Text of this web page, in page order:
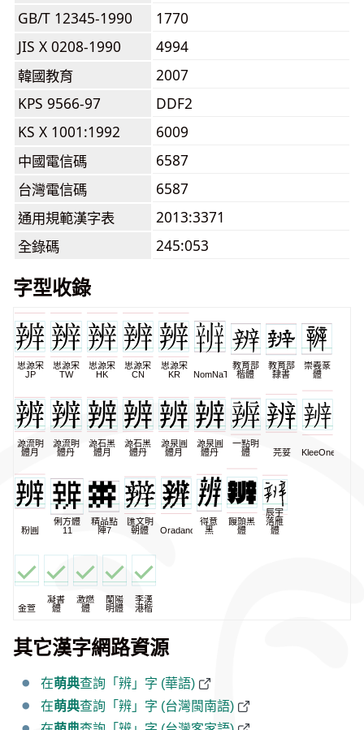
GB/T 12345-1990
1770
JIS X 0208-1990
4994
韓國教育
2007
KPS 9566-97
DDF2
KS X 1001:1992
6009
中國電信碼
6587
台灣電信碼
6587
通用規範漢字表
2013:3371
全錄碼
245:053
字型收錄
思源宋
JP
思源宋
TW
思源宋
HK
思源宋
CN
思源宋
KR
NomNaTong
教育部
楷體
教育部
隸書
崇羲篆
體
源流明
體月
源流明
體丹
源石黑
體月
源石黑
體丹
源泉圓
體月
源泉圓
體丹
一點明
體
芫荽 KleeOne
粉圓
俐方體
11
精品點
陣7
匯文明
朝體
Oradano
得意
黑
饅頭黑
體
辰宇
落雁
體
金萱
凝書
體
激燃
體
蘭陽
明體
李漢
港楷
其它漢字網路資源
在萌典查詢「辨」字 (華語)
在萌典查詢「辨」字 (台灣閩南語)